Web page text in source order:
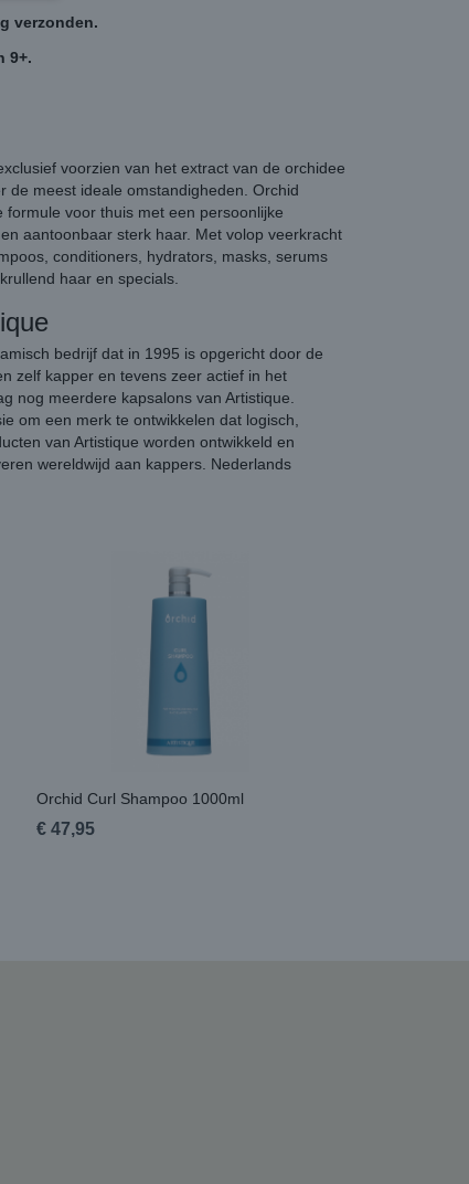
verzonden.
9+.
voorzien van het extract van de orchidee
de meest ideale omstandigheden. Orchid
voor thuis met een persoonlijke
aantoonbaar sterk haar. Met volop veerkracht
conditioners, hydrators, masks, serums
haar en specials.
bedrijf dat in 1995 is opgericht door de
zelf kapper en tevens zeer actief in het
nog meerdere kapsalons van Artistique.
om een merk te ontwikkelen dat logisch,
van Artistique worden ontwikkeld en
wereldwijd aan kappers. Nederlands
Orchid Curl Shampoo 1000ml
€ 47,95